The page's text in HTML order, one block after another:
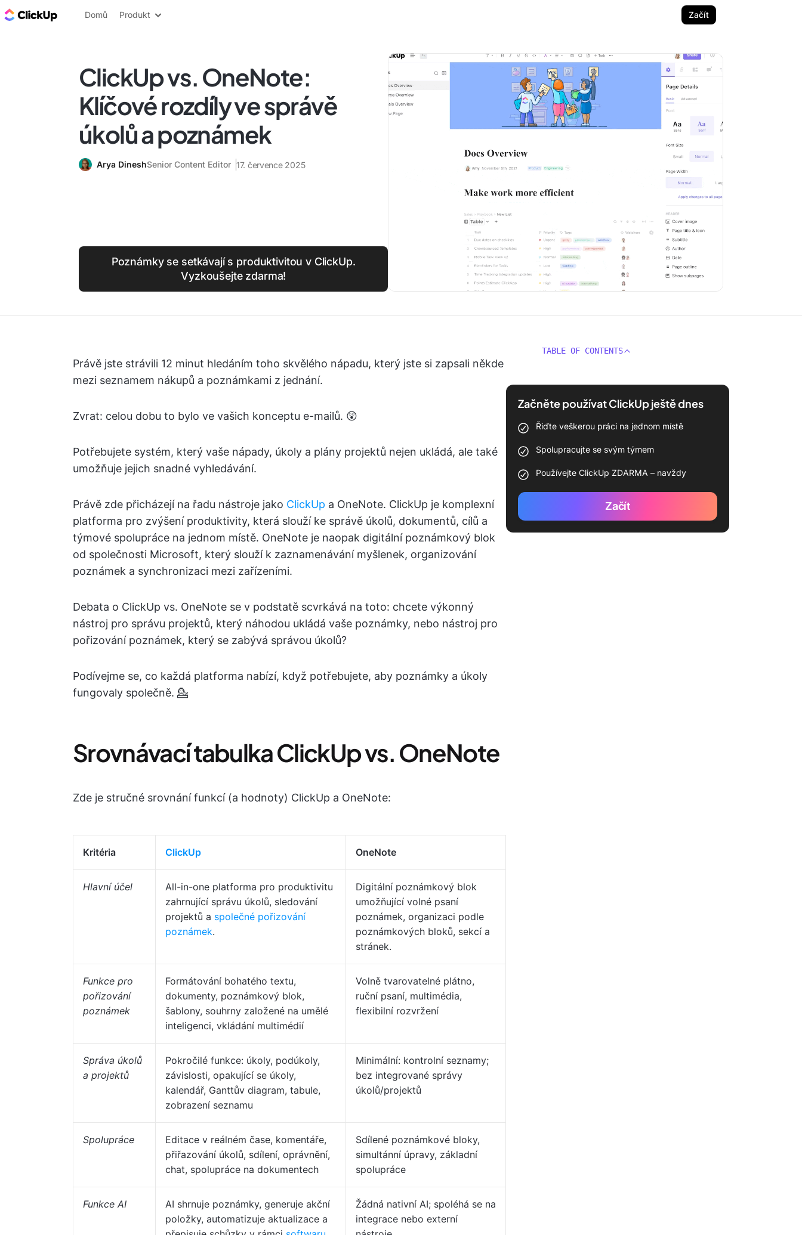
ClickUp blog
Domů Produkt Začít
ClickUp vs. OneNote:
Klíčové rozdíly ve správě
úkolů a poznámek
Arya DineshSenior Content Editor 17. července 2025
Poznámky se setkávají s produktivitou v ClickUp.
Vyzkoušejte zdarma!
Právě jste strávili 12 minut hledáním toho skvělého nápadu, který jste si zapsali někde
mezi seznamem nákupů a poznámkami z jednání.
Zvrat: celou dobu to bylo ve vašich konceptu e-mailů. 😲
Potřebujete systém, který vaše nápady, úkoly a plány projektů nejen ukládá, ale také
umožňuje jejich snadné vyhledávání.
Právě zde přicházejí na řadu nástroje jako ClickUp a OneNote. ClickUp je komplexní
platforma pro zvýšení produktivity, která slouží ke správě úkolů, dokumentů, cílů a
týmové spolupráce na jednom místě. OneNote je naopak digitální poznámkový blok
od společnosti Microsoft, který slouží k zaznamenávání myšlenek, organizování
poznámek a synchronizaci mezi zařízeními.
Debata o ClickUp vs. OneNote se v podstatě scvrkává na toto: chcete výkonný
nástroj pro správu projektů, který náhodou ukládá vaše poznámky, nebo nástroj pro
pořizování poznámek, který se zabývá správou úkolů?
Podívejme se, co každá platforma nabízí, když potřebujete, aby poznámky a úkoly
fungovaly společně. 💁
Srovnávací tabulka ClickUp vs. OneNote
Zde je stručné srovnání funkcí (a hodnoty) ClickUp a OneNote:
Kritéria ClickUp OneNote
Hlavní účel
All-in-one platforma pro produktivitu
zahrnující správu úkolů, sledování
projektů a společné pořizování
poznámek.
Digitální poznámkový blok
umožňující volné psaní
poznámek, organizaci podle
poznámkových bloků, sekcí a
stránek.
Funkce pro
pořizování
poznámek
Formátování bohatého textu,
dokumenty, poznámkový blok,
šablony, souhrny založené na umělé
inteligenci, vkládání multimédií
Volně tvarovatelné plátno,
ruční psaní, multimédia,
flexibilní rozvržení
Správa úkolů
a projektů
Pokročilé funkce: úkoly, podúkoly,
závislosti, opakující se úkoly,
kalendář, Ganttův diagram, tabule,
zobrazení seznamu
Minimální: kontrolní seznamy;
bez integrované správy
úkolů/projektů
Spolupráce
Editace v reálném čase, komentáře,
přiřazování úkolů, sdílení, oprávnění,
chat, spolupráce na dokumentech
Sdílené poznámkové bloky,
simultánní úpravy, základní
spolupráce
Funkce AI
AI shrnuje poznámky, generuje akční
položky, automatizuje aktualizace a
Žádná nativní AI; spoléhá se na
integrace nebo externí
TABLE OF CONTENTS
Začněte používat ClickUp ještě dnes
Řiďte veškerou práci na jednom místě
Spolupracujte se svým týmem
Používejte ClickUp ZDARMA – navždy
Začít